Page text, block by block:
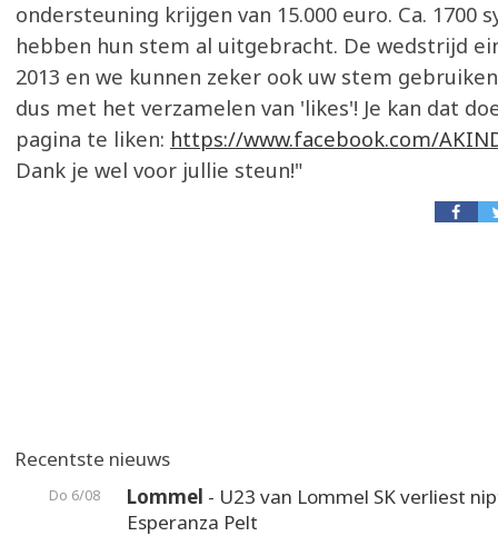
ondersteuning krijgen van 15.000 euro. Ca. 1700
hebben hun stem al uitgebracht. De wedstrijd
2013 en we kunnen zeker ook uw stem
dus met het verzamelen van 'likes'! Je kan dat
pagina te liken: https://www.facebook.com/
Dank je wel voor jullie steun!"
Recentste nieuws
Do 6/08 Lommel - U23 van Lommel SK verliest
Esperanza Pelt